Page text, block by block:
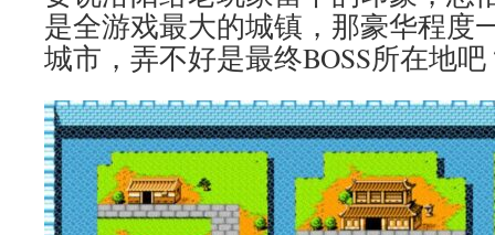
是全游戏最大的城镇，那豪华程度
城市，弄不好是最终BOSS所在地吧